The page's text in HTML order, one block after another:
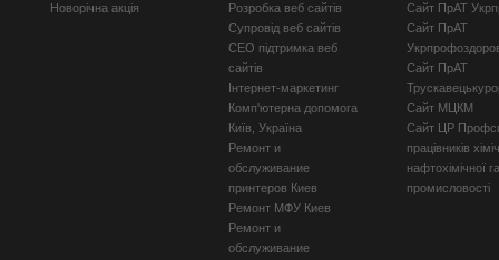
Новорічна акція
Розробка веб сайтів
Супровід веб сайтів
СЕО підтримка веб
сайтів
Інтернет-маркетинг
Комп'ютерна допомога
Київ, Україна
Ремонт и
обслуживание
принтеров Киев
Ремонт МФУ Киев
Ремонт и
обслуживание
Сайт ПрАТ
Сайт ПрАТ
Сайт ПрАТ
Сайт МЦКМ
Сайт ЦР
працівників
нафтохімічної
промисловості